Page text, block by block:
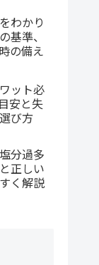
わかり
基準、
の備え
ット必
安と失
び方
分過多
正しい
く解説